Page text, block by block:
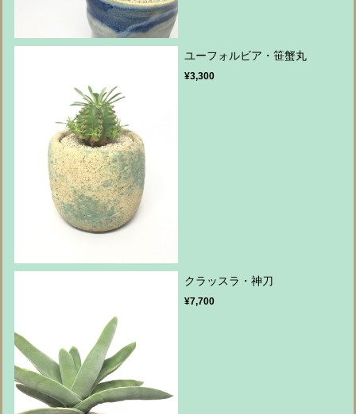
ユーフォルビア・笹蟹丸
¥3,300
クラッスラ・神刀
¥7,700